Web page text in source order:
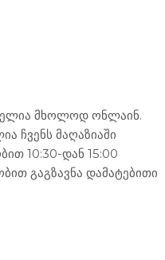
მხოლოდ ონლაინ.
ჩვენს მაღაზიაში
10:30-დან 15:00
გაგზავნა დამატებითი